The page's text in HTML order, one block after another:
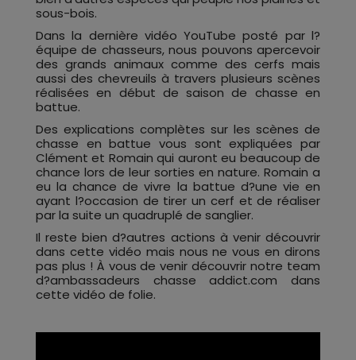
sous-bois.
Dans la dernière vidéo YouTube posté par l?
équipe de chasseurs, nous pouvons apercevoir
des grands animaux comme des cerfs mais
aussi des chevreuils à travers plusieurs scènes
réalisées en début de saison de chasse en
battue.
Des explications complètes sur les scènes de
chasse en battue vous sont expliquées par
Clément et Romain qui auront eu beaucoup de
chance lors de leur sorties en nature. Romain a
eu la chance de vivre la battue d?une vie en
ayant l?occasion de tirer un cerf et de réaliser
par la suite un quadruplé de sanglier.
Il reste bien d?autres actions à venir découvrir
dans cette vidéo mais nous ne vous en dirons
pas plus ! À vous de venir découvrir notre team
d?ambassadeurs chasse addict.com dans
cette vidéo de folie.